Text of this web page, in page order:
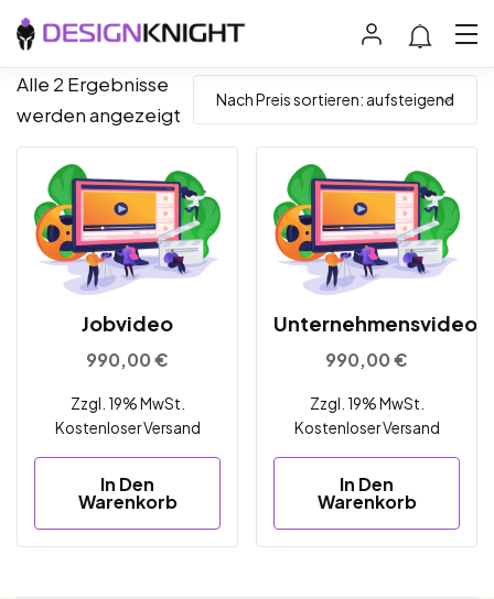
Alle 2 Ergebnisse
werden angezeigt
Jobvideo
990,00€
Zzgl. 19% MwSt.
Kostenloser Versand
In Den
Warenkorb
Unternehmensvideo
990,00€
Zzgl. 19% MwSt.
Kostenloser Versand
In Den
Warenkorb